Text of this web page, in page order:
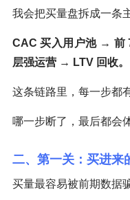
我会把买量盘拆成一条
CAC 买入用户池 → 前
层强运营 → LTV 回收。
这条链路里，每一步都
哪一步断了，最后都会
二、第一关：买进来
买量最容易被前期数据骗